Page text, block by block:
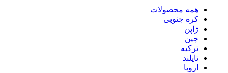
همه محصولات
کره جنوبی
ژاپن
چین
ترکیه
تایلند
اروپا